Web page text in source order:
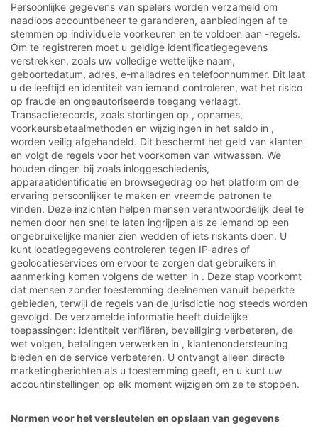
Persoonlijke gegevens van spelers worden verzameld om
naadloos accountbeheer te garanderen, aanbiedingen af te
stemmen op individuele voorkeuren en te voldoen aan -regels.
Om te registreren moet u geldige identificatiegegevens
verstrekken, zoals uw volledige wettelijke naam,
geboortedatum, adres, e-mailadres en telefoonnummer. Dit laat
u de leeftijd en identiteit van iemand controleren, wat het risico
op fraude en ongeautoriseerde toegang verlaagt.
Transactierecords, zoals stortingen op , opnames,
voorkeursbetaalmethoden en wijzigingen in het saldo in ,
worden veilig afgehandeld. Dit beschermt het geld van klanten
en volgt de regels voor het voorkomen van witwassen. We
houden dingen bij zoals inloggeschiedenis,
apparaatidentificatie en browsegedrag op het platform om de
ervaring persoonlijker te maken en vreemde patronen te
vinden. Deze inzichten helpen mensen verantwoordelijk deel te
nemen door hen snel te laten ingrijpen als ze iemand op een
ongebruikelijke manier zien wedden of iets riskants doen. U
kunt locatiegegevens controleren tegen IP-adres of
geolocatieservices om ervoor te zorgen dat gebruikers in
aanmerking komen volgens de wetten in . Deze stap voorkomt
dat mensen zonder toestemming deelnemen vanuit beperkte
gebieden, terwijl de regels van de jurisdictie nog steeds worden
gevolgd. De verzamelde informatie heeft duidelijke
toepassingen: identiteit verifiëren, beveiliging verbeteren, de
wet volgen, betalingen verwerken in , klantenondersteuning
bieden en de service verbeteren. U ontvangt alleen directe
marketingberichten als u toestemming geeft, en u kunt uw
accountinstellingen op elk moment wijzigen om ze te stoppen.
Normen voor het versleutelen en opslaan van gegevens